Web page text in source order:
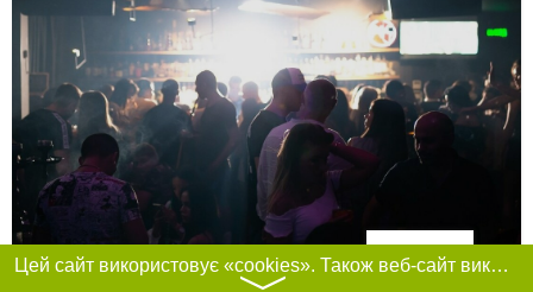
Фільтри
Цей сайт використовує «cookies». Також веб-сайт використовує інтернет-сервіс для збору технічних даних стосовно відвідувачів з метою отримання маркетингової та статистичної інформації. Умови обробки даних відвідувачів сайту див.
〉